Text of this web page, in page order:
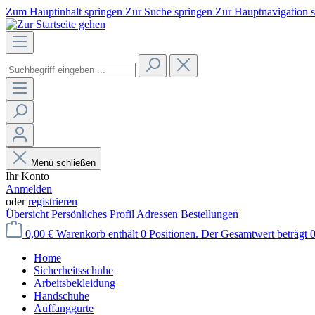
Zum Hauptinhalt springen Zur Suche springen Zur Hauptnavigation
Menü schließen
Ihr Konto
Anmelden
oderregistrieren
Übersicht Persönliches Profil Adressen Bestellungen
0,00 € Warenkorb enthält 0 Positionen. Der Gesamtwert beträgt
Home
Sicherheitsschuhe
Arbeitsbekleidung
Handschuhe
Auffanggurte